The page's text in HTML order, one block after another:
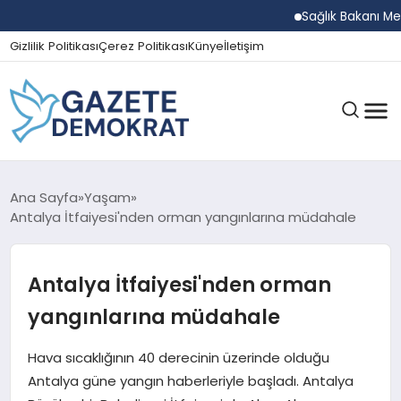
Sağlık Bakanı
Gizlilik PolitikasıÇerez PolitikasıKünyeİletişim
GÜNDEM
SPOR
MAGAZIN
Ana Sayfa Yaşam
Antalya İtfaiyesi'nden orman yangınlarına müdahale
Antalya İtfaiyesi'nden orman
yangınlarına müdahale
Hava sıcaklığının 40 derecinin üzerinde olduğu
Antalya güne yangın haberleriyle başladı. Antalya